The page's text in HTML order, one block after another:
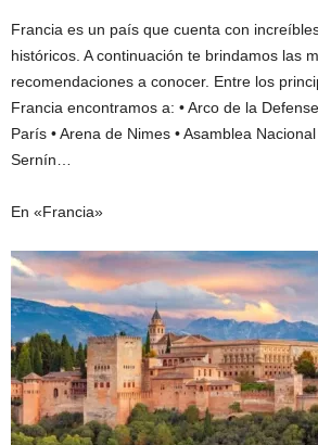
Francia es un país que cuenta con
históricos. A continuación te brindamos las
recomendaciones a conocer. Entre los
Francia encontramos a: • Arco de la
París • Arena de Nimes • Asamblea
Sernín…
En «Francia»